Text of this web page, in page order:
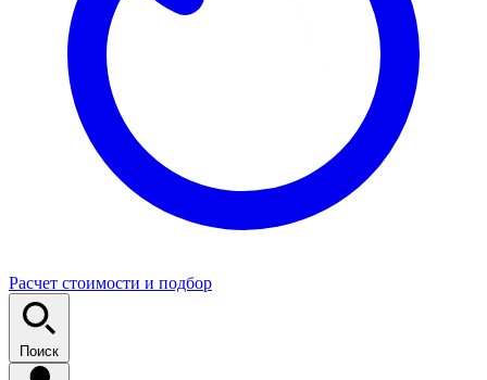
Расчет стоимости и подбор
Поиск